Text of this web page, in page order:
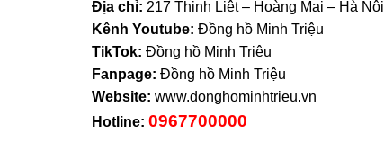
Địa chỉ: 217 Thịnh Liệt – Hoàng Mai – Hà Nội
Kênh Youtube: Đồng hồ Minh Triệu
TikTok: Đồng hồ Minh Triệu
Fanpage: Đồng hồ Minh Triệu
Website: www.donghominhtrieu.vn
Hotline: 0967700000